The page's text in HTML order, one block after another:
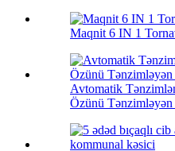
Maqnit 6 IN 1
Avtomatik
Özünü